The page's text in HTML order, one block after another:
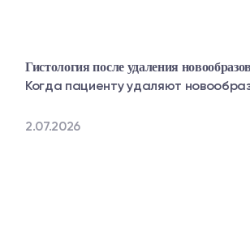
Гистология после удаления
Когда пациенту удаляют
2.07.2026